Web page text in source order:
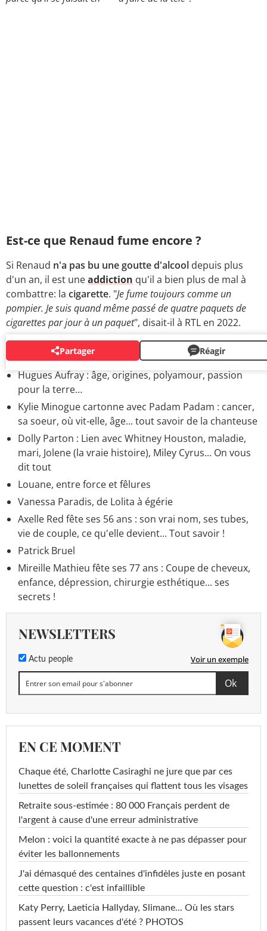
Est-ce que Renaud fume encore ?
Si Renaud n'a pas bu une goutte d'alcool depuis plus
d'un an, il est uneaddiction qu'il a bien plus de mal à
combattre: la cigarette. "Je fume toujours comme un
pompier. Je suis quand même passé de quatre paquets de
cigarettes par jour à un paquet", disait-il à RTL en 2022.
Partager Réagir
CHANTEURS
Hugues Aufray : âge, origines, polyamour, passion
pour la terre…
Kylie Minogue cartonne avec Padam Padam : cancer,
sa soeur, où vit-elle, âge... tout savoir de la chanteuse
Dolly Parton : Lien avec Whitney Houston, maladie,
mari, Jolene (la vraie histoire), Miley Cyrus... On vous
dit tout
Louane, entre force et fêlures
Vanessa Paradis, de Lolita à égérie
Axelle Red fête ses 56 ans : son vrai nom, ses tubes,
vie de couple, ce qu'elle devient... Tout savoir !
Patrick Bruel
Mireille Mathieu fête ses 77 ans : Coupe de cheveux,
enfance, dépression, chirurgie esthétique... ses
secrets !
NEWSLETTERS
Actu people Voir un exemple
EN CE MOMENT
Chaque été, Charlotte Casiraghi ne jure que par ces
lunettes de soleil françaises qui flattent tous les visages
Retraite sous-estimée : 80 000 Français perdent de
l'argent à cause d'une erreur administrative
Melon : voici la quantité exacte à ne pas dépasser pour
éviter les ballonnements
J'ai démasqué des centaines d'infidèles juste en posant
cette question : c'est infaillible
Katy Perry, Laeticia Hallyday, Slimane... Où les stars
passent leurs vacances d'été ? PHOTOS